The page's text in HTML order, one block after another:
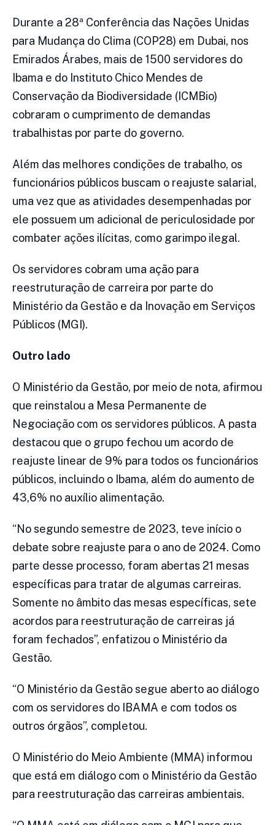
Durante a 28ª Conferência das Nações Unidas
para Mudança do Clima (COP28) em Dubai, nos
Emirados Árabes, mais de 1500 servidores do
Ibama e do Instituto Chico Mendes de
Conservação da Biodiversidade (ICMBio)
cobraram o cumprimento de demandas
trabalhistas por parte do governo.
Além das melhores condições de trabalho, os
funcionários públicos buscam o reajuste salarial,
uma vez que as atividades desempenhadas por
ele possuem um adicional de periculosidade por
combater ações ilícitas, como garimpo ilegal.
Os servidores cobram uma ação para
reestruturação de carreira por parte do
Ministério da Gestão e da Inovação em Serviços
Públicos (MGI).
Outro lado
O Ministério da Gestão, por meio de nota, afirmou
que reinstalou a Mesa Permanente de
Negociação com os servidores públicos. A pasta
destacou que o grupo fechou um acordo de
reajuste linear de 9% para todos os funcionários
públicos, incluindo o Ibama, além do aumento de
43,6% no auxílio alimentação.
“No segundo semestre de 2023, teve início o
debate sobre reajuste para o ano de 2024. Como
parte desse processo, foram abertas 21 mesas
específicas para tratar de algumas carreiras.
Somente no âmbito das mesas específicas, sete
acordos para reestruturação de carreiras já
foram fechados”, enfatizou o Ministério da
Gestão.
“O Ministério da Gestão segue aberto ao diálogo
com os servidores do IBAMA e com todos os
outros órgãos”, completou.
O Ministério do Meio Ambiente (MMA) informou
que está em diálogo com o Ministério da Gestão
para reestruturação das carreiras ambientais.